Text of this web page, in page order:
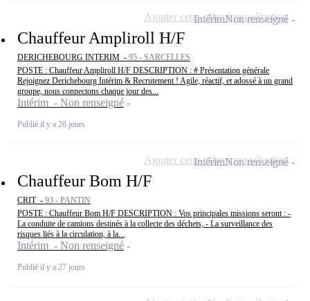
Chauffeur Ampliroll H/F
DERICHEBOURG INTERIM - 95 - SARCELLES
POSTE : Chauffeur Ampliroll H/F DESCRIPTION : # Présentation générale
Rejoignez Derichebourg Intérim & Recrutement ! Agile, réactif, et adossé à un grand
groupe, nous connectons chaque jour des...
Intérim - Non renseigné
Publié il y a 26 jours
IntérimNon renseigné
Ajouter cette offre à ma sélection
Chauffeur Bom H/F
CRIT - 93 - PANTIN
POSTE : Chauffeur Bom H/F DESCRIPTION : Vos principales missions seront : -
La conduite de camions destinés à la collecte des déchets, - La surveillance des
risques liés à la circulation, à la...
Intérim - Non renseigné
Publié il y a 27 jours
IntérimNon renseigné
Ajouter cette offre à ma sélection